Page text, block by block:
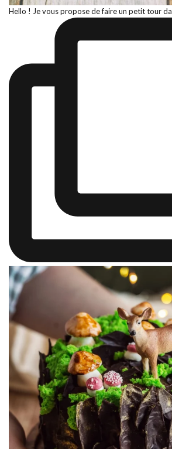
Hello ! Je vous propose de faire un petit tour da